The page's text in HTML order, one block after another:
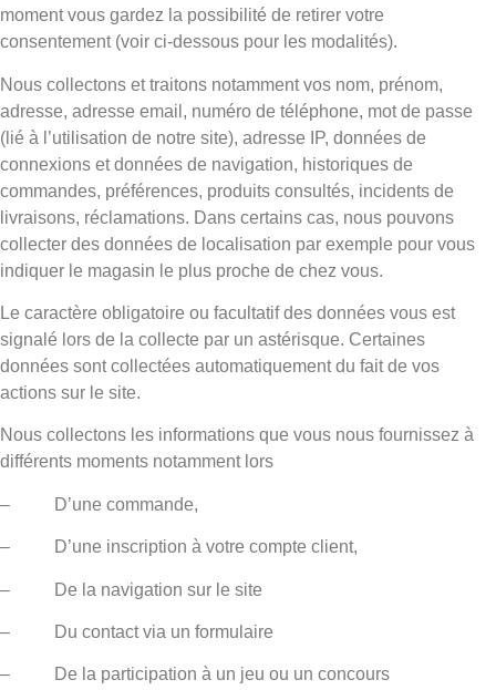
moment vous gardez la possibilité de retirer votre
consentement (voir ci-dessous pour les modalités).
Nous collectons et traitons notamment vos nom, prénom,
adresse, adresse email, numéro de téléphone, mot de passe
(lié à l’utilisation de notre site), adresse IP, données de
connexions et données de navigation, historiques de
commandes, préférences, produits consultés, incidents de
livraisons, réclamations. Dans certains cas, nous pouvons
collecter des données de localisation par exemple pour vous
indiquer le magasin le plus proche de chez vous.
Le caractère obligatoire ou facultatif des données vous est
signalé lors de la collecte par un astérisque. Certaines
données sont collectées automatiquement du fait de vos
actions sur le site.
Nous collectons les informations que vous nous fournissez à
différents moments notamment lors
– D’une commande,
– D’une inscription à votre compte client,
– De la navigation sur le site
– Du contact via un formulaire
– De la participation à un jeu ou un concours